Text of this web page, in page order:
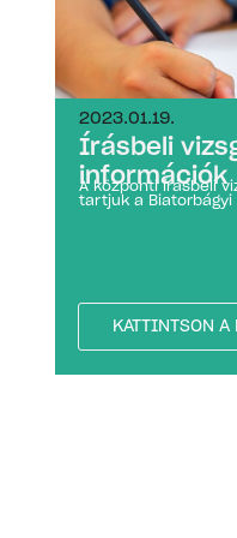
2023.01.19.
Írásbeli
információk
A központi írásbeli
tartjuk a Biatorbágyi
KATTINTSON